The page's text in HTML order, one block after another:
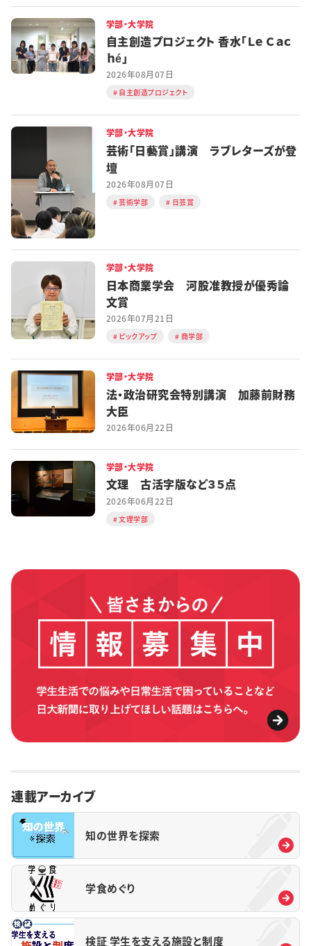
学部・大学院
自主創造プロジェクト 香水「Ｌｅ Ｃａｃ
ｈé」
2026年08月07日
自主創造プロジェクト
学部・大学院
芸術「日藝賞」講演 ラブレターズが登
壇
2026年08月07日
芸術学部 日芸賞
学部・大学院
日本商業学会 河股准教授が優秀論
文賞
2026年07月21日
ピックアップ 商学部
学部・大学院
法・政治研究会特別講演 加藤前財務
大臣
2026年06月22日
学部・大学院
文理 古活字版など３５点
2026年06月22日
文理学部
連載アーカイブ
知の世界を探索
学食めぐり
検証 学生を支える施設と制度